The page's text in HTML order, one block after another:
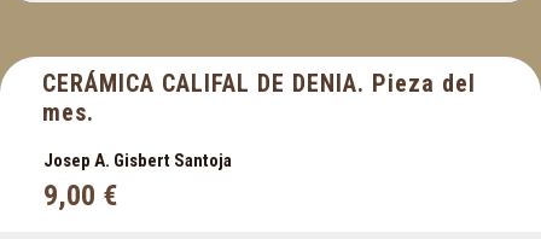
CERÁMICA CALIFAL DE DENIA. Pieza del
mes.
Josep A. Gisbert Santoja
9,00 €